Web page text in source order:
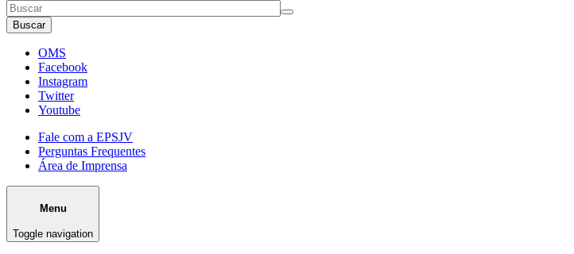
Buscar
OMS
Facebook
Instagram
Twitter
Youtube
Fale com a EPSJV
Perguntas Frequentes
Área de Imprensa
Menu
Toggle navigation